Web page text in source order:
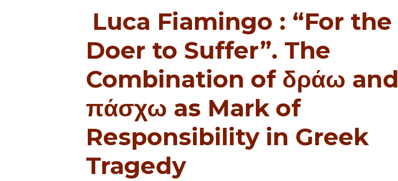
Luca Fiamingo : “For the
Doer to Suffer”. The
Combination of δράω and
πάσχω as Mark of
Responsibility in Greek
Tragedy